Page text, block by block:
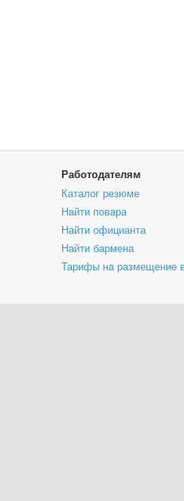
Работодателям
Каталог резюме
Найти повара
Найти официанта
Найти бармена
Тарифы на размещение